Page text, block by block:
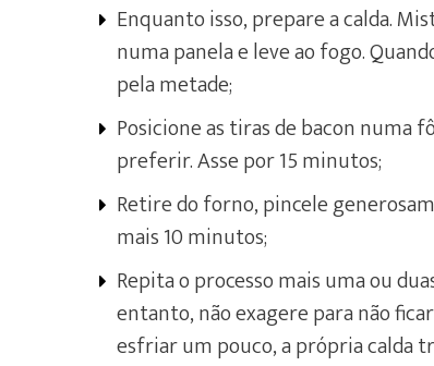
Enquanto isso, prepare a calda.
numa panela e leve ao fogo.
pela metade;
Posicione as tiras de bacon numa
preferir. Asse por 15 minutos;
Retire do forno, pincele
mais 10 minutos;
Repita o processo mais uma ou
entanto, não exagere para não
esfriar um pouco, a própria calda